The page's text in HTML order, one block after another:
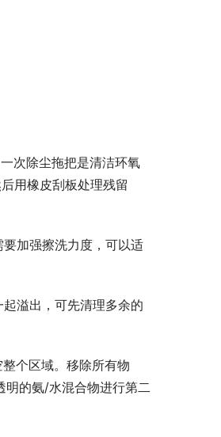
次除尘拖把是清洁环氧
用橡皮刮板处理残留
加强擦洗力度，可以适
溢出，可先清理多余的
个区域。移除所有物
的氨/水混合物进行第二